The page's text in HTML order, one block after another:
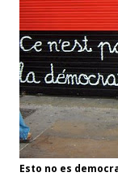
Esto no es